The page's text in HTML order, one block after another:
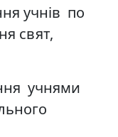
учнів по
свят,
учнями